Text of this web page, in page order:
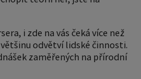
i zde na vás čeká více než
odvětví lidské činnosti.
zaměřených na přírodní